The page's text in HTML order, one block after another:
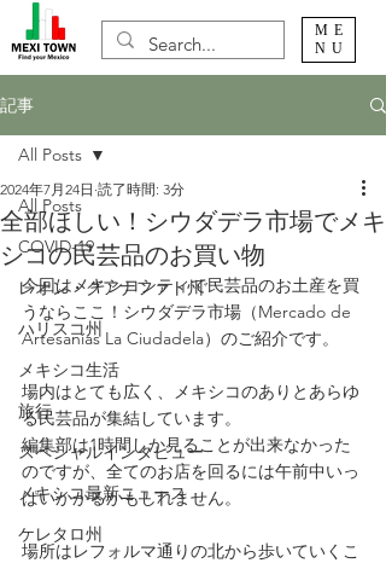
ME
NU
記事
All Posts
COVID-19
レオン・グアナファト州
ハリスコ州
メキシコ生活
旅行
スペシャルインタビュー
メキシコ最新ニュース
ケレタロ州
All Posts
全部ほしい！シウダデラ市場でメキ
シコの民芸品のお買い物
2024年7月24日 読了時間: 3分
今回はメキシコシティで民芸品のお土産を買
うならここ！シウダデラ市場（Mercado de
Artesanías La Ciudadela）のご紹介です。
場内はとても広く、メキシコのありとあらゆ
る民芸品が集結しています。
編集部は1時間しか見ることが出来なかった
のですが、全てのお店を回るには午前中いっ
ぱいかかるかもしれません。
場所はレフォルマ通りの北から歩いていくこ